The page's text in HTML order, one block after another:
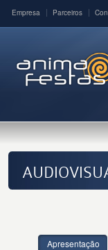
Empresa Parceiros
Apresentação